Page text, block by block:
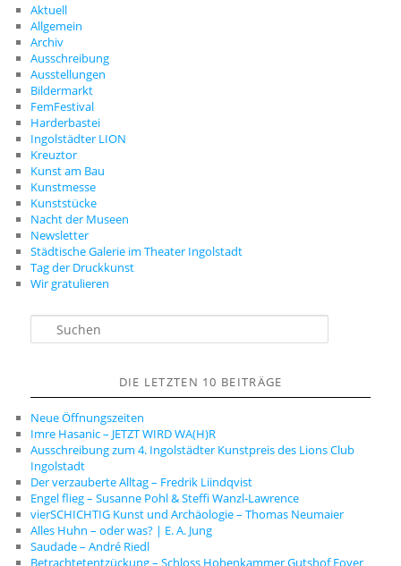
Aktuell
Allgemein
Archiv
Ausschreibung
Ausstellungen
Bildermarkt
FemFestival
Harderbastei
Ingolstädter LION
Kreuztor
Kunst am Bau
Kunstmesse
Kunststücke
Nacht der Museen
Newsletter
Städtische Galerie im Theater Ingolstadt
Tag der Druckkunst
Wir gratulieren
n
DIE LETZTEN 10 BEITRÄGE
Neue Öffnungszeiten
Imre Hasanic – JETZT WIRD WA(H)R
Ausschreibung zum 4. Ingolstädter Kunstpreis des Lions Club
Ingolstadt
Der verzauberte Alltag – Fredrik Liindqvist
Engel flieg – Susanne Pohl & Steffi Wanzl-Lawrence
vierSCHICHTIG Kunst und Archäologie – Thomas Neumaier
Alles Huhn – oder was? | E. A. Jung
Saudade – André Riedl
Betrachtetentzückung – Schloss Hohenkammer Gutshof Foyer